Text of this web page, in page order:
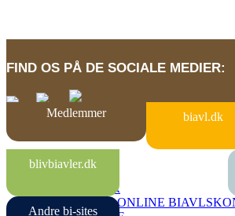
FIND OS PÅ DE SOCIALE MEDIER:
Medlemmer biavl.dk
blivbiavler.dk
Andre bi-sites
BI-SITES
MEDLEMMER
DANSK ONLINE